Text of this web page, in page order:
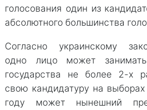
голосования один из
абсолютного большинства
Согласно украинскому
одно лицо может
государства не более 2-х
свою кандидатуру на
году может нынешний